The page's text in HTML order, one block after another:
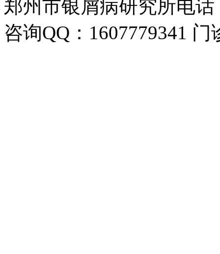
郑州市银屑病研究所电话
咨询QQ：1607779341